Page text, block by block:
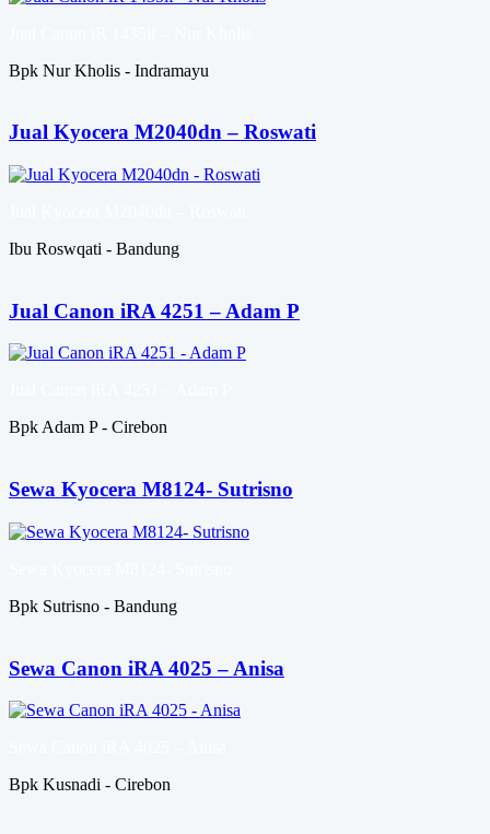
Bpk Nur Kholis - Indramayu
Jual Kyocera M2040dn – Roswati
Ibu Roswqati - Bandung
Jual Canon iRA 4251 – Adam P
Bpk Adam P - Cirebon
Sewa Kyocera M8124- Sutrisno
Bpk Sutrisno - Bandung
Sewa Canon iRA 4025 – Anisa
Bpk Kusnadi - Cirebon